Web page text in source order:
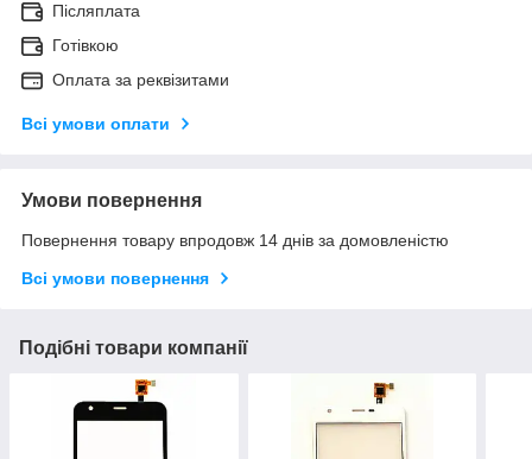
Післяплата
Готівкою
Оплата за реквізитами
Всі умови оплати
Умови повернення
Повернення товару впродовж 14 днів за домовленістю
Всі умови повернення
Подібні товари компанії